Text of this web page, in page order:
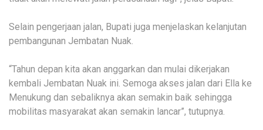
Selain pengerjaan jalan, Bupati juga menjelaskan kelanjutan
pembangunan Jembatan Nuak.
“Tahun depan kita akan anggarkan dan mulai dikerjakan
kembali Jembatan Nuak ini. Semoga akses jalan dari Ella ke
Menukung dan sebaliknya akan semakin baik sehingga
mobilitas masyarakat akan semakin lancar”, tutupnya.